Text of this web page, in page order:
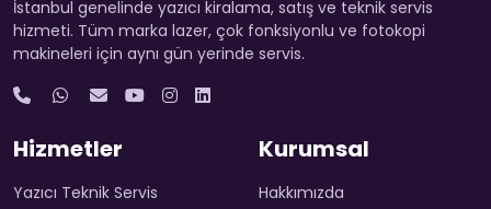
İstanbul genelinde yazıcı kiralama, satış ve teknik servis
hizmeti. Tüm marka lazer, çok fonksiyonlu ve fotokopi
makineleri için aynı gün yerinde servis.
Hizmetler
Yazıcı Teknik Servis
Kurumsal
Hakkımızda